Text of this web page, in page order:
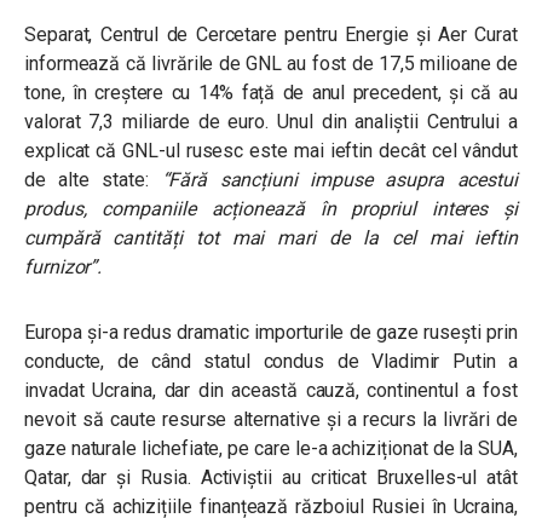
Separat, Centrul de Cercetare pentru Energie și Aer Curat
informează că livrările de GNL au fost de 17,5 milioane de
tone, în creștere cu 14% față de anul precedent, și că au
valorat 7,3 miliarde de euro. Unul din analiștii Centrului a
explicat că GNL-ul rusesc este mai ieftin decât cel vândut
de alte state:
“Fără sancțiuni impuse asupra acestui
produs, companiile acționează în propriul interes și
cumpără cantități tot mai mari de la cel mai ieftin
furnizor”.
Europa și-a redus dramatic importurile de gaze rusești prin
conducte, de când statul condus de Vladimir Putin a
invadat Ucraina, dar din această cauză, continentul a fost
nevoit să caute resurse alternative și a recurs la livrări de
gaze naturale lichefiate, pe care le-a achiziționat de la SUA,
Qatar, dar și Rusia. Activiștii au criticat Bruxelles-ul atât
pentru că achizițiile finanțează războiul Rusiei în Ucraina,